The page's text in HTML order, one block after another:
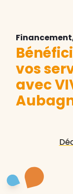
vos
avec